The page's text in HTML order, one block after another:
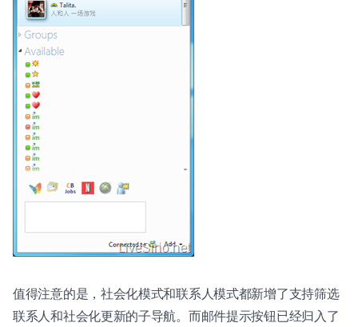
值得注意的是，社会化模式和联系人模式都新增了支持筛选
联系人和社会化更新的子导航。而邮件提示按钮已经归入了